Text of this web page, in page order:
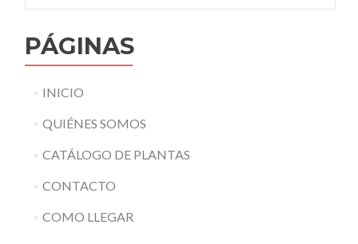
PÁGINAS
INICIO
QUIÉNES SOMOS
CATÁLOGO DE PLANTAS
CONTACTO
COMO LLEGAR